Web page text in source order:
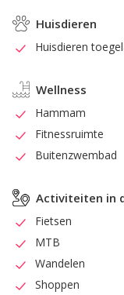
Huisdieren
Huisdieren
Wellness
Hammam
Fitnessruimte
Buitenzwembad
Activiteiten in
Fietsen
MTB
Wandelen
Shoppen